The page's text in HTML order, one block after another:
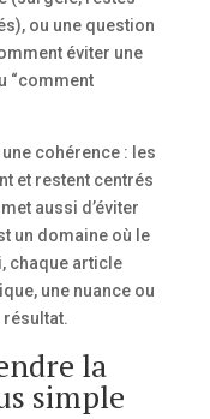
ou une question
éviter une
“comment
cohérence : les
et restent centrés
aussi d’éviter
un domaine où le
chaque article
une nuance ou
la
simple